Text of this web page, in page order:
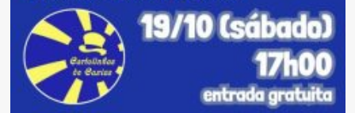
amizades
quando
você
menos
espera